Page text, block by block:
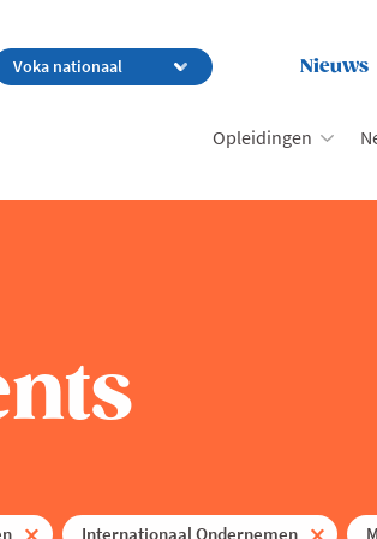
Nieuws
Opleidingen
Internationaal Ondernemen